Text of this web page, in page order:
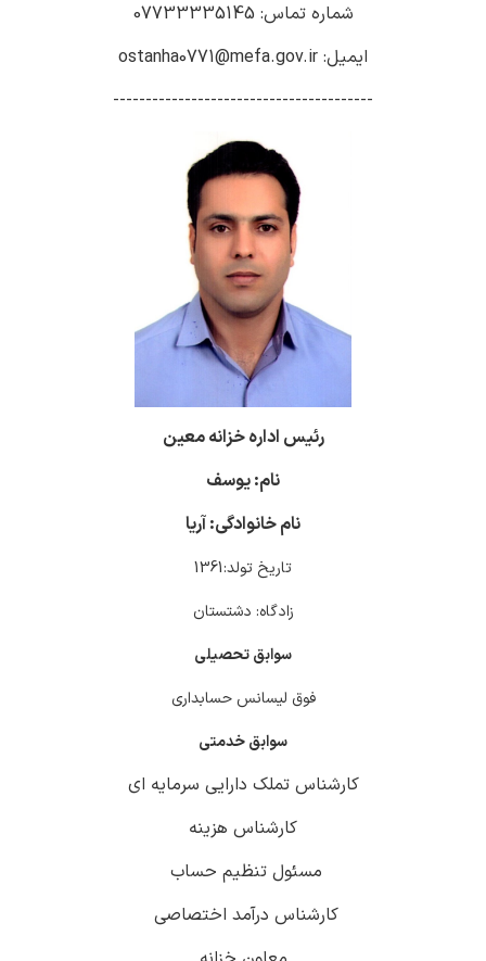
شماره تماس: 07733335145
ایمیل: ostanha0771@mefa.gov.ir
----------------------------------------
رئیس اداره خزانه معین
نام: یوسف
نام خانوادگی: آریا
تاریخ تولد:1361
زادگاه: دشتستان
سوابق تحصیلی
فوق لیسانس حسابداری
سوابق خدمتی
کارشناس تملک دارایی سرمایه ای
کارشناس هزینه
مسئول تنظیم حساب
کارشناس درآمد اختصاصی